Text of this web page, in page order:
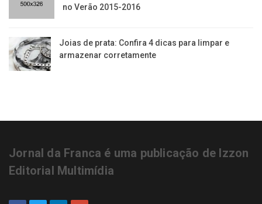
no Verão 2015-2016
Joias de prata: Confira 4 dicas para limpar e
armazenar corretamente
Jornal da Franca é uma publicação de Izzon
Editorial Multimídia